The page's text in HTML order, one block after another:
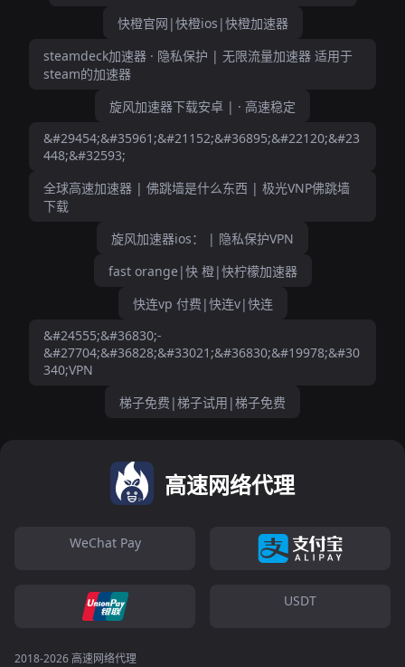
快橙官网|快橙ios|快橙加速器
steamdeck加速器 · 隐私保护 | 无限流量加速器 适用于
steam的加速器
旋风加速器下载安卓 | · 高速稳定
&#29454;&#35961;&#21152;&#36895;&#22120;&#23
448;&#32593;
全球高速加速器 | 佛跳墙是什么东西 | 极光VNP佛跳墙
下载
旋风加速器ios： | 隐私保护VPN
fast orange|快 橙|快柠檬加速器
快连vp 付费|快连v|快连
&#24555;&#36830;-
&#27704;&#36828;&#33021;&#36830;&#19978;&#30
340;VPN
梯子免费|梯子试用|梯子免费
高速网络代理
WeChat Pay
USDT
2018-2026 高速网络代理